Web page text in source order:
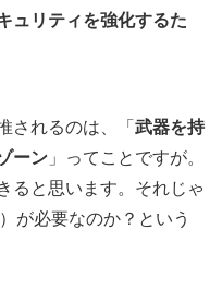
ュリティを強化するた
されるのは、「 武器を持
ーン 」ってことですが。
ると思います。それじゃ
が必要なのか？という